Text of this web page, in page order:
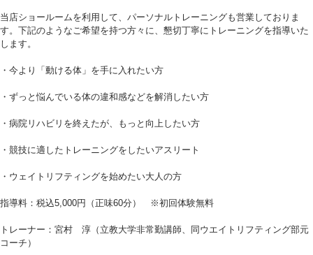
当店ショールームを利用して、パーソナルトレーニングも営業しておりま
す。下記のようなご希望を持つ方々に、懇切丁寧にトレーニングを指導いた
します。
・今より「動ける体」を手に入れたい方
・ずっと悩んでいる体の違和感などを解消したい方
・病院リハビリを終えたが、もっと向上したい方
・競技に適したトレーニングをしたいアスリート
・ウェイトリフティングを始めたい大人の方
指導料：税込5,000円（正味60分） ※初回体験無料
トレーナー：宮村 淳（立教大学非常勤講師、同ウエイトリフティング部元
コーチ）